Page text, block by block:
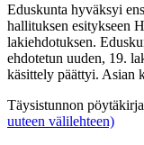
Eduskunta hyväksyi
hallituksen esitykseen
lakiehdotuksen.
ehdotetun uuden, 19.
käsittely päättyi. Asian
Täysistunnon
uuteen välilehteen)